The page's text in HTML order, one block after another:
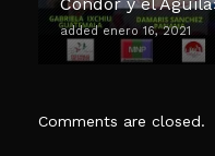
added enero 16, 2021
Comments are closed.